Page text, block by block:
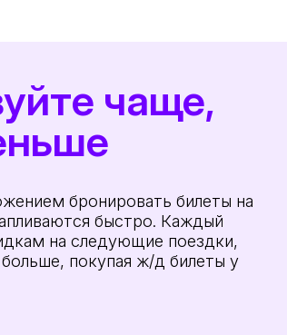
чаще,
бронировать билеты на
быстро. Каждый
на следующие поездки,
покупая ж/д билеты у